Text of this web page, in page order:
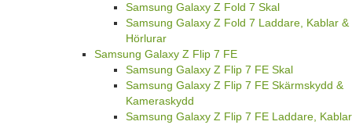
Samsung Galaxy Z Fold 7 Skal
Samsung Galaxy Z Fold 7 Laddare, Kablar &
Hörlurar
Samsung Galaxy Z Flip 7 FE
Samsung Galaxy Z Flip 7 FE Skal
Samsung Galaxy Z Flip 7 FE Skärmskydd &
Kameraskydd
Samsung Galaxy Z Flip 7 FE Laddare, Kablar